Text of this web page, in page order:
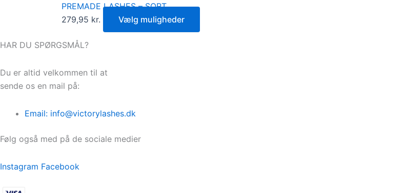
PREMADE LASHES – SORT
279,95 kr. Vælg muligheder
HAR DU SPØRGSMÅL?
Du er altid velkommen til at
sende os en mail på:
Email: info@victorylashes.dk
Følg også med på de sociale medier
Instagram Facebook